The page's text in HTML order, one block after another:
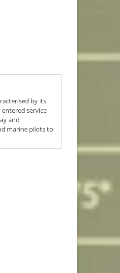
by its
service
and
marine pilots to